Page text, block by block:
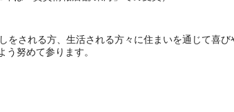
される方、生活される方々に住まいを通じて喜
努めて参ります。